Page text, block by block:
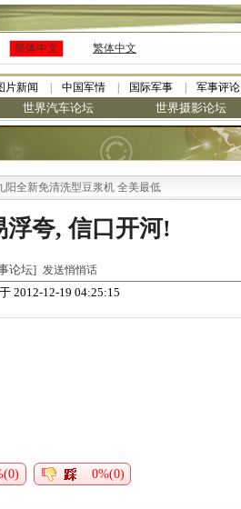
简体中文 繁体中文
片新闻 中国军情 国际军事 军事评论
世界汽车论坛 世界摄影论坛
全新免清洗型豆浆机 全美最低
浮夸, 信口开河!
论坛] 发送悄悄话
于 2012-12-19 04:25:15
0%(0)